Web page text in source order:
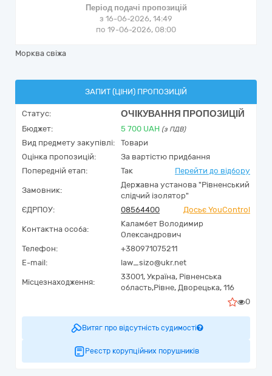
Період подачі пропозицій
з 16-06-2026, 14:49
по 19-06-2026, 08:00
Морква свіжа
ЗАПИТ (ЦІНИ) ПРОПОЗИЦІЙ
Статус: ОЧІКУВАННЯ ПРОПОЗИЦІЙ
Бюджет: 5 700 UAH (з ПДВ)
Вид предмету закупівлі:
Товари
Оцінка пропозицій:
За вартістю придбання
Попередній етап:
Так Перейти до відбору
Замовник:
Державна установа "Рівненський
слідчий ізолятор"
ЄДРПОУ:
08564400 Досьє YouControl
Контактна особа:
Каламбет Володимир
Олександрович
Телефон:
+380971075211
E-mail:
law_sizo@ukr.net
Місцезнаходження:
33001, Україна, Рівненська
область,Рівне, Дворецька, 116
0
Витяг про відсутність судимості
Реєстр корупційних порушників